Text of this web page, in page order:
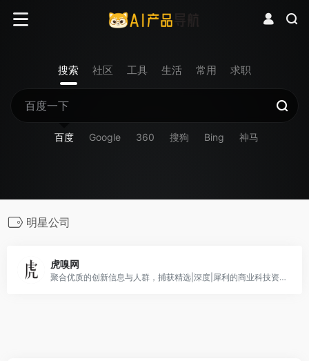
搜索 社区 工具 生活 常用 求职
百度 Google 360 搜狗 Bing 神马
明星公司
虎嗅网
聚合优质的创新信息与人群，捕获精选|深度|犀利的商业科技资讯。在虎嗅，不错过互联网的每个重要时刻。